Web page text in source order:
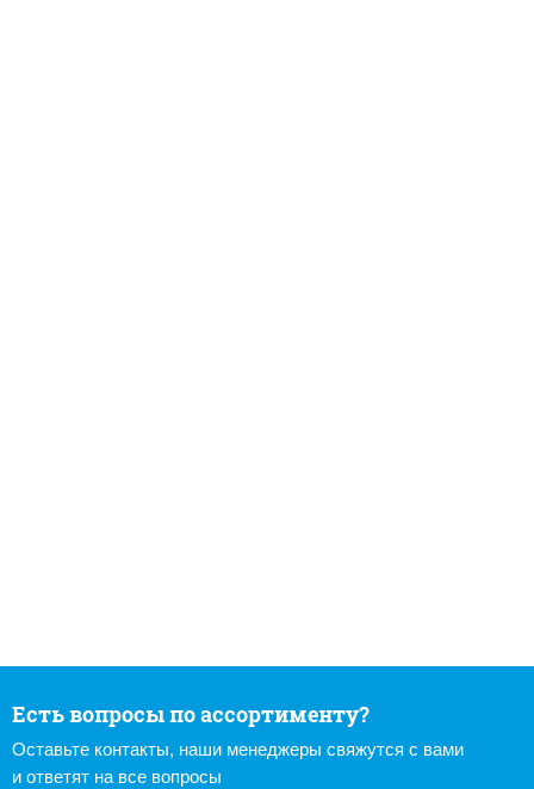
Есть вопросы по ассортименту?
Оставьте контакты, наши менеджеры свяжутся с вами
и ответят на все вопросы